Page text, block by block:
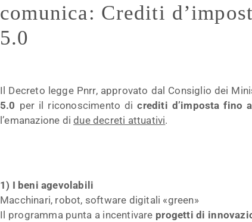
comunica: Crediti
5.0
Il Decreto legge Pnrr, approvato dal Consiglio dei
5.0 per il riconoscimento dicrediti d’imposta fino
l’emanazione didue decreti attuativi.
1) I beni agevolabili
Macchinari, robot, software digitali «green»
Il programma punta a incentivare progetti di